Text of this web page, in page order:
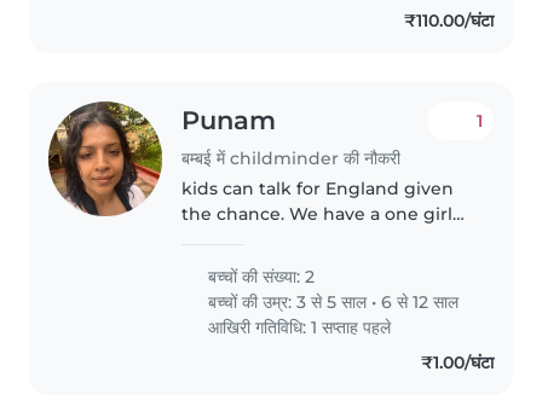
₹110.00/घंटा
Punam
बम्बई में childminder की नौकरी
1
kids can talk for England given
the chance. We have a one girl
independent, but need minding
from time to time and help with
homework etc.
बच्चों की संख्या: 2
बच्चों की उम्र:3 से 5 साल •6 से 12 साल
आखिरी गतिविधि: 1 सप्ताह पहले
₹1.00/घंटा